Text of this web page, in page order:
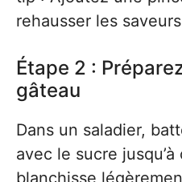
rehausser les
Étape 2 :
gâteau
Dans un saladier,
avec le sucre